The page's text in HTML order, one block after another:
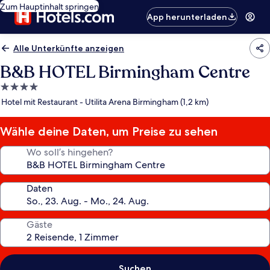
Zum Hauptinhalt springen
App herunterladen
Alle Unterkünfte anzeigen
B&B HOTEL Birmingham Centre
4.0-
Sterne-
Hotel mit Restaurant - Utilita Arena Birmingham (1,2 km)
Wähle deine Daten, um Preise zu sehen
Wo soll’s hingehen?
Daten
Gäste